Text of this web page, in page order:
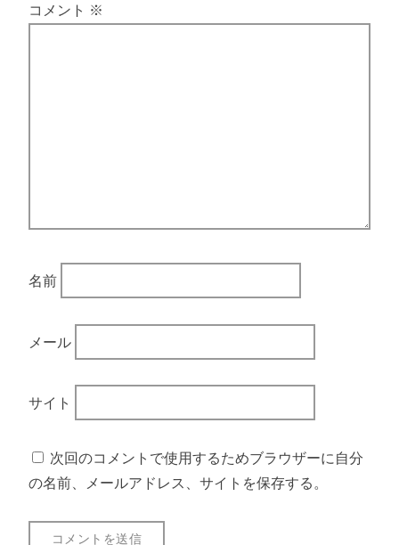
コメント ※
名前
メール
サイト
次回のコメントで使用するためブラウザーに自分
の名前、メールアドレス、サイトを保存する。